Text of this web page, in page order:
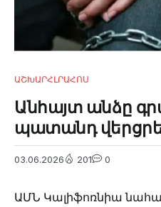
ԱՇԽԱՐՀԼՐԱՀՈՍ
Անհայտ անձը
պատանդ
03.06.2026 201 0
ԱՄՆ Կալիֆոռնիա